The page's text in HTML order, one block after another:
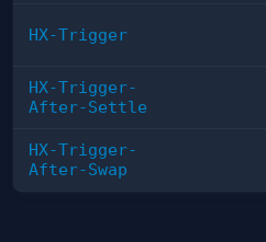
HX-Trigger
HX-Trigger-
After-Settle
HX-Trigger-
After-Swap